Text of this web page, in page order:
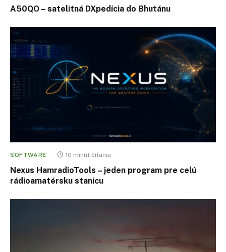
A50QO – satelitná DXpedícia do Bhutánu
SOFTWARE 10 minút čítania
Nexus HamradioTools – jeden program pre celú
rádioamatérsku stanicu